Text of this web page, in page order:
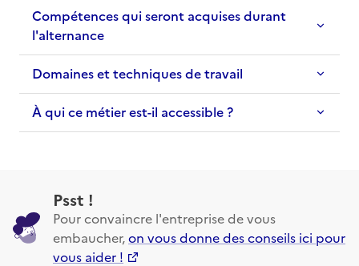
Compétences qui seront acquises durant
l'alternance
Domaines et techniques de travail
À qui ce métier est-il accessible ?
Psst !
Pour convaincre l'entreprise de vous
embaucher,on vous donne des conseils ici pour
vous aider !